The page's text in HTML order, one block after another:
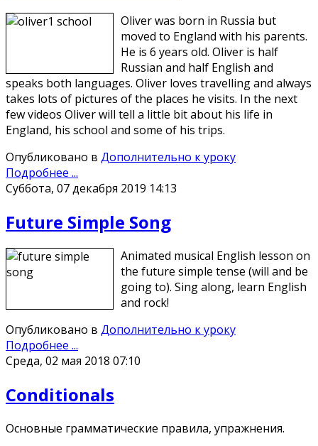
Oliver was born in Russia but
moved to England with his parents.
He is 6 years old. Oliver is half
Russian and half English and
speaks both languages. Oliver loves travelling and always
takes lots of pictures of the places he visits. In the next
few videos Oliver will tell a little bit about his life in
England, his school and some of his trips.
Опубликовано в Дополнительно к уроку
Подробнее ...
Суббота, 07 декабря 2019 14:13
Future Simple Song
Animated musical English lesson on
the future simple tense (will and be
going to). Sing along, learn English
and rock!
Опубликовано в Дополнительно к уроку
Подробнее ...
Среда, 02 мая 2018 07:10
Conditionals
Основные грамматические правила, упражнения.